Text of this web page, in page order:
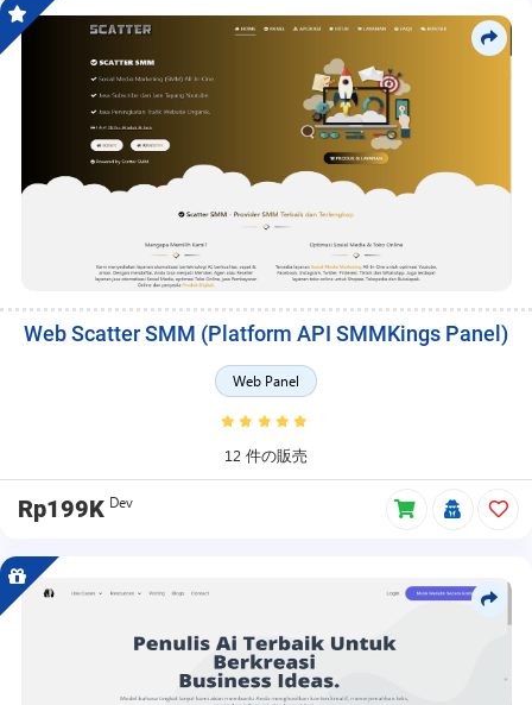
Web Scatter SMM (Platform API SMMKings Panel)
Web Panel
12 件の販売
Rp199K Dev